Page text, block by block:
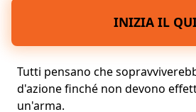
INIZIA IL
Tutti pensano che
d'azione finché non devono
un'arma.